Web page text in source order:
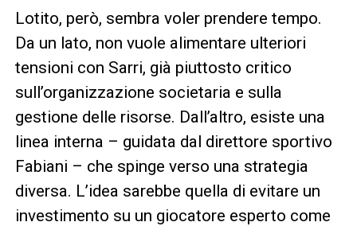
Lotito, però, sembra voler prendere tempo.
Da un lato, non vuole alimentare ulteriori
tensioni con Sarri, già piuttosto critico
sull’organizzazione societaria e sulla
gestione delle risorse. Dall’altro, esiste una
linea interna – guidata dal direttore sportivo
Fabiani – che spinge verso una strategia
diversa. L’idea sarebbe quella di evitare un
investimento su un giocatore esperto come